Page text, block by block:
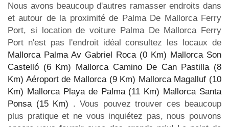
Nous avons beaucoup d'autres ramasser endroits dans
et autour de la proximité de Palma De Mallorca Ferry
Port, si location de voiture Palma De Mallorca Ferry
Port n'est pas l'endroit idéal consultez les locaux de
Mallorca Palma Av Gabriel Roca (0 Km) Mallorca Son
Castelló (6 Km) Mallorca Camino De Can Pastilla (8
Km) Aéroport de Mallorca (9 Km) Mallorca Magalluf (10
Km) Mallorca Playa de Palma (11 Km) Mallorca Santa
Ponsa (15 Km) . Vous pouvez trouver ces beaucoup
plus pratique et ne vous inquiétez pas, nous pouvons